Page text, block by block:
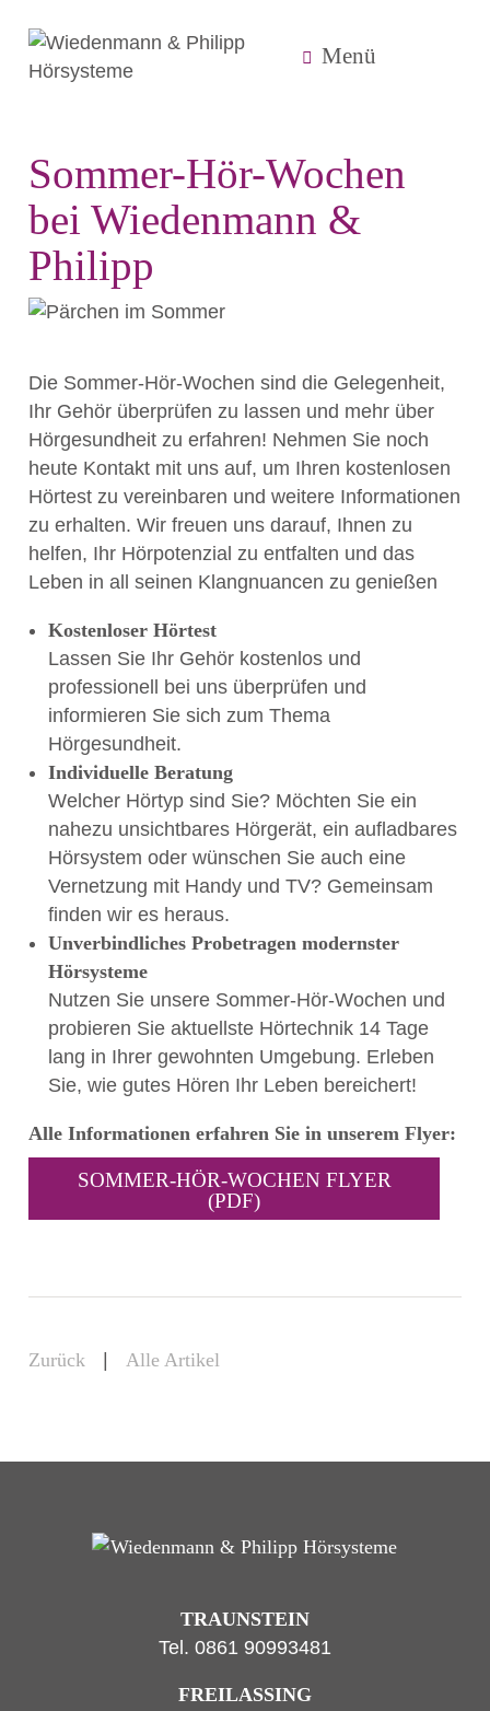
Menü
Sommer-Hör-Wochen
bei Wiedenmann &
Philipp
Die Sommer-Hör-Wochen sind die Gelegenheit,
Ihr Gehör überprüfen zu lassen und mehr über
Hörgesundheit zu erfahren! Nehmen Sie noch
heute Kontakt mit uns auf, um Ihren kostenlosen
Hörtest zu vereinbaren und weitere Informationen
zu erhalten. Wir freuen uns darauf, Ihnen zu
helfen, Ihr Hörpotenzial zu entfalten und das
Leben in all seinen Klangnuancen zu genießen
Kostenloser Hörtest
Lassen Sie Ihr Gehör kostenlos und
professionell bei uns überprüfen und
informieren Sie sich zum Thema
Hörgesundheit.
Individuelle Beratung
Welcher Hörtyp sind Sie? Möchten Sie ein
nahezu unsichtbares Hörgerät, ein aufladbares
Hörsystem oder wünschen Sie auch eine
Vernetzung mit Handy und TV? Gemeinsam
finden wir es heraus.
Unverbindliches Probetragen modernster
Hörsysteme
Nutzen Sie unsere Sommer-Hör-Wochen und
probieren Sie aktuellste Hörtechnik 14 Tage
lang in Ihrer gewohnten Umgebung. Erleben
Sie, wie gutes Hören Ihr Leben bereichert!
Alle Informationen erfahren Sie in unserem Flyer:
SOMMER-HÖR-WOCHEN FLYER
(PDF)
Zurück Alle Artikel
TRAUNSTEIN
Tel. 0861 90993481
FREILASSING